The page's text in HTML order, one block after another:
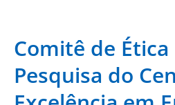
Comitê de Ética
Pesquisa do